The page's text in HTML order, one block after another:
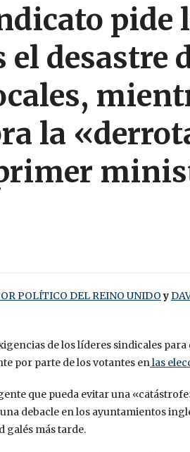
pide
desastre
la
POLÍTICO DEL REINO UNIDOy
de los líderes sindicales
por parte de los votantes enlas
que pueda evitar una
debacle en los ayuntamientos
galés más tarde.